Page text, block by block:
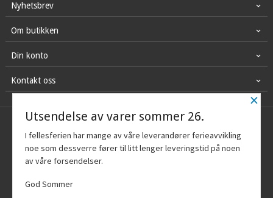
Nyhetsbrev
Om butikken
Din konto
Kontakt oss
Kjøpsbetingelser
Nyhetsbrev
© Nøkkel Butikken - Scan Supply Import AS
×
Utsendelse av varer sommer 26.
I fellesferien har mange av våre leverandører ferieavvikling
noe som dessverre fører til litt lenger leveringstid på noen
av våre forsendelser.
God Sommer